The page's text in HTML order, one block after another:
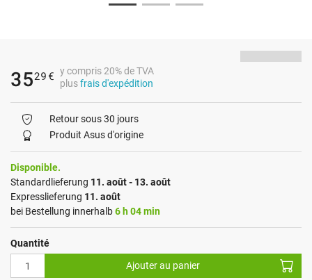
3529 € y compris 20% de TVA
plusfrais d'expédition
Retour sous 30 jours
Produit Asus d'origine
Disponible.
Standardlieferung 11. août - 13. août
Expresslieferung 11. août
bei Bestellung innerhalb6 h 04 min
Quantité
Ajouter au panier